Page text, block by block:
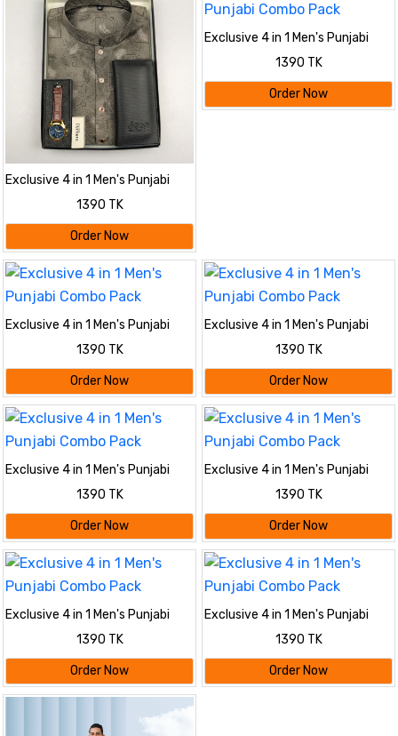
Exclusive 4 in 1 Men's Punjabi
1390 TK
Order Now
Exclusive 4 in 1 Men's Punjabi
1390 TK
Order Now
Exclusive 4 in 1 Men's Punjabi
1390 TK
Order Now
Exclusive 4 in 1 Men's Punjabi
1390 TK
Order Now
Exclusive 4 in 1 Men's Punjabi
1390 TK
Order Now
Exclusive 4 in 1 Men's Punjabi
1390 TK
Order Now
Exclusive 4 in 1 Men's Punjabi
1390 TK
Order Now
Exclusive 4 in 1 Men's Punjabi
1390 TK
Order Now